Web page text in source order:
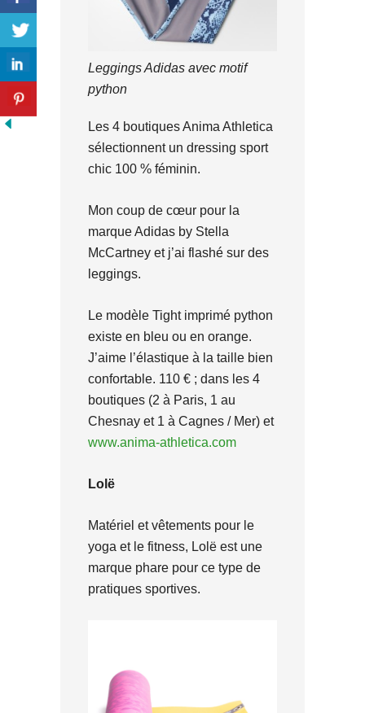
Leggings Adidas avec motif
python
Les 4 boutiques Anima Athletica
sélectionnent un dressing sport
chic 100 % féminin.
Mon coup de cœur pour la
marque Adidas by Stella
McCartney et j’ai flashé sur des
leggings.
Le modèle Tight imprimé python
existe en bleu ou en orange.
J’aime l’élastique à la taille bien
confortable. 110 € ; dans les 4
boutiques (2 à Paris, 1 au
Chesnay et 1 à Cagnes / Mer) et
www.anima-athletica.com
Lolë
Matériel et vêtements pour le
yoga et le fitness, Lolë est une
marque phare pour ce type de
pratiques sportives.